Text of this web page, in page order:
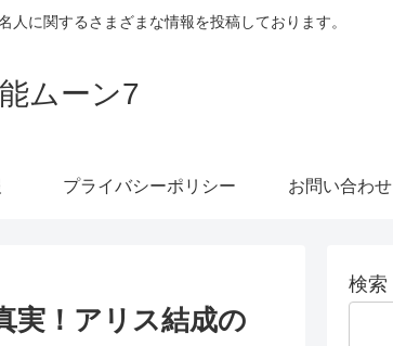
人に関するさまざまな情報を投稿しております。
ムーン7
プライバシーポリシー お問い合わせ
実！アリス結成の
検索